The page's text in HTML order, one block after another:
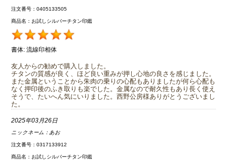
注文番号：0405133505
商品名：お試しシルバーチタン印鑑
書体: 流線印相体
友人からの勧めで購入しました。
チタンの質感が良く、ほど良い重みが押し心地の良さを感じました。
また金属ということから朱肉の乗りの心配もありましたが何ら心配も
なく押印後のふき取りも楽でした。金属なので耐久性もあり長く使え
そうで、たいへん気にいりました。西野公房様ありがとうございまし
た。
2025年03月26日
ニックネーム： あお
注文番号：0317133912
商品名：お試しシルバーチタン印鑑